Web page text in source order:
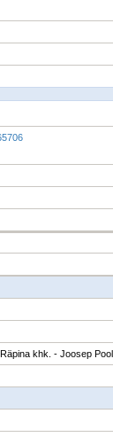
khk. - Joosep